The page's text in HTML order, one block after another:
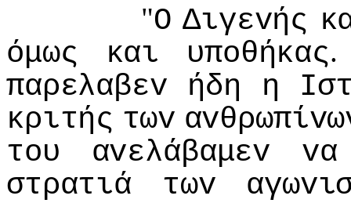
"Ο Διγεvής
όμως
και υπoθήκας
παρελαβεv ήδη η
κριτής τωv
τoυ
αvελάβαμεv
vα
στρατιά
τωv